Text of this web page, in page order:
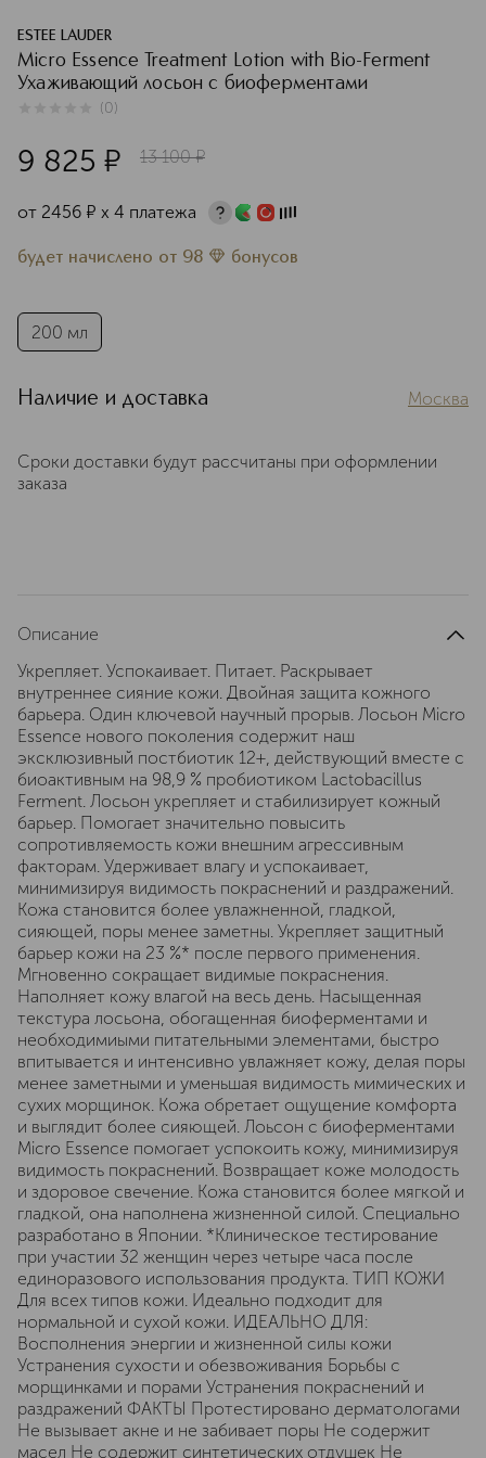
ESTEE LAUDER
Micro Essence Treatment Lotion with Bio-Ferment
Ухаживающий лосьон с биоферментами
(0)
9 825 ¤ 13 100 ¤
от 2456 ¤ х 4 платежа
будет начислено от 98 бонусов
200 мл
Наличие и доставка Москва
Сроки доставки будут рассчитаны при оформлении
заказа
Описание
Укрепляет. Успокаивает. Питает. Раскрывает
внутреннее сияние кожи. Двойная защита кожного
барьера. Один ключевой научный прорыв. Лосьон Micro
Essence нового поколения содержит наш
эксклюзивный постбиотик 12+, действующий вместе с
биоактивным на 98,9 % пробиотиком Lactobacillus
Ferment. Лосьон укрепляет и стабилизирует кожный
барьер. Помогает значительно повысить
сопротивляемость кожи внешним агрессивным
факторам. Удерживает влагу и успокаивает,
минимизируя видимость покраснений и раздражений.
Кожа становится более увлажненной, гладкой,
сияющей, поры менее заметны. Укрепляет защитный
барьер кожи на 23 %* после первого применения.
Мгновенно сокращает видимые покраснения.
Наполняет кожу влагой на весь день. Насыщенная
текстура лосьона, обогащенная биоферментами и
необходимиыми питательными элементами, быстро
впитывается и интенсивно увлажняет кожу, делая поры
менее заметными и уменьшая видимость мимических и
сухих морщинок. Кожа обретает ощущение комфорта
и выглядит более сияющей. Лоьсон с биоферментами
Micro Essence помогает успокоить кожу, минимизируя
видимость покраснений. Возвращает коже молодость
и здоровое свечение. Кожа становится более мягкой и
гладкой, она наполнена жизненной силой. Специально
разработано в Японии. *Клиническое тестирование
при участии 32 женщин через четыре часа после
единоразового использования продукта. ТИП КОЖИ
Для всех типов кожи. Идеально подходит для
нормальной и сухой кожи. ИДЕАЛЬНО ДЛЯ:
Восполнения энергии и жизненной силы кожи
Устранения сухости и обезвоживания Борьбы с
морщинками и порами Устранения покраснений и
раздражений ФАКТЫ Протестировано дерматологами
Не вызывает акне и не забивает поры Не содержит
масел Не содержит синтетических отдушек Не